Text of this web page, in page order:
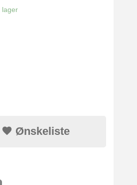
lager
Ønskeliste